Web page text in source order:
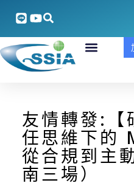
友情轉發:【
任思維下的
從合規到主
南三場）